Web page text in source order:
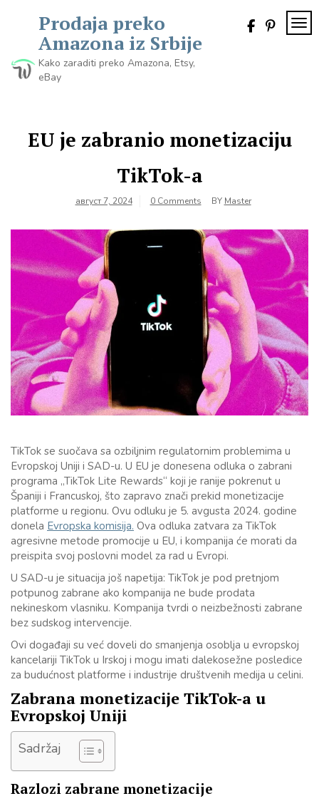
Prodaja preko
Amazona iz Srbije
Kako zaraditi preko Amazona, Etsy,
eBay
EU je zabranio monetizaciju
TikTok-a
август 7, 2024 0 Comments BY Master
TikTok se suočava sa ozbiljnim regulatornim problemima u
Evropskoj Uniji i SAD-u. U EU je donesena odluka o zabrani
programa „TikTok Lite Rewards“ koji je ranije pokrenut u
Španiji i Francuskoj, što zapravo znači prekid monetizacije
platforme u regionu. Ovu odluku je 5. avgusta 2024. godine
donela Evropska komisija. Ova odluka zatvara za TikTok
agresivne metode promocije u EU, i kompanija će morati da
preispita svoj poslovni model za rad u Evropi.
U SAD-u je situacija još napetija: TikTok je pod pretnjom
potpunog zabrane ako kompanija ne bude prodata
nekineskom vlasniku. Kompanija tvrdi o neizbežnosti zabrane
bez sudskog intervencije.
Ovi događaji su već doveli do smanjenja osoblja u evropskoj
kancelariji TikTok u Irskoj i mogu imati dalekosežne posledice
za budućnost platforme i industrije društvenih medija u celini.
Zabrana monetizacije TikTok-a u
Evropskoj Uniji
Sadržaj
Razlozi zabrane monetizacije